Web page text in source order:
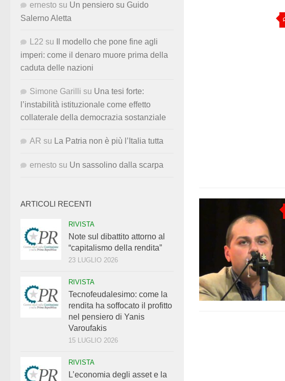
ernesto su Un pensiero su Guido
Salerno Aletta
L22 su
Il modello che pone fine agli
imperi: come il denaro muore prima della
caduta delle nazioni
Simone Garilli su Una tesi forte:
l’instabilità istituzionale come effetto
collaterale della democrazia sostanziale
AR su La Patria non è più l’Italia tutta
ernesto su Un sassolino dalla scarpa
ARTICOLI RECENTI
RIVISTA
Note sul dibattito attorno al
“capitalismo della rendita”
23 LUGLIO 2026
RIVISTA
Tecnofeudalesimo: come la
rendita ha soffocato il profitto
nel pensiero di Yanis
Varoufakis
15 LUGLIO 2026
RIVISTA
L’economia degli asset e la